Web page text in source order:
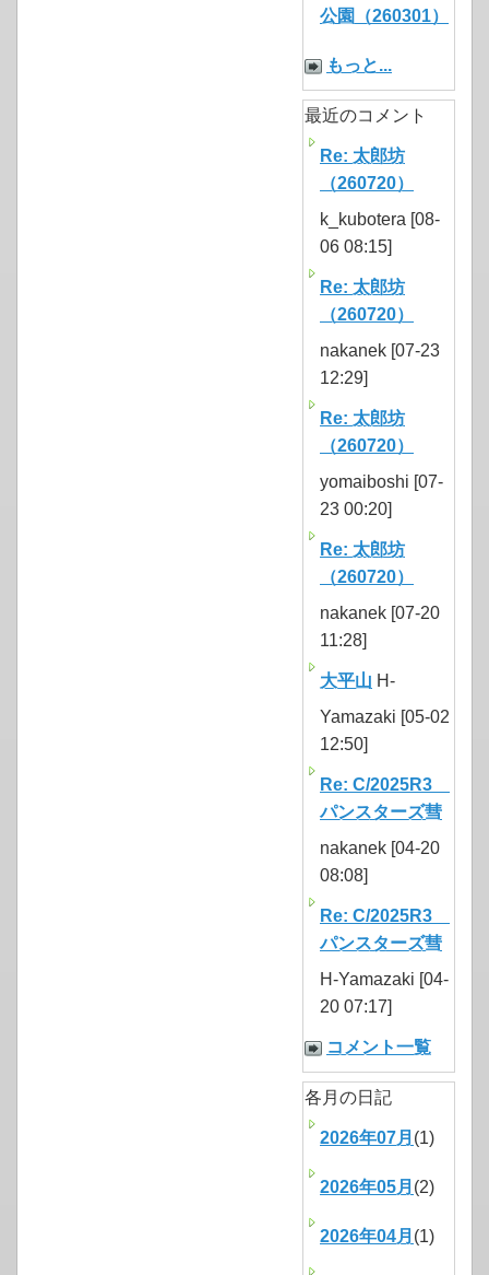
公園（260301）
もっと...
最近のコメント
Re: 太郎坊
（260720）
k_kubotera [08-
06 08:15]
Re: 太郎坊
（260720）
nakanek [07-23
12:29]
Re: 太郎坊
（260720）
yomaiboshi [07-
23 00:20]
Re: 太郎坊
（260720）
nakanek [07-20
11:28]
大平山 H-
Yamazaki [05-02
12:50]
Re: C/2025R3
パンスターズ彗
nakanek [04-20
08:08]
Re: C/2025R3
パンスターズ彗
H-Yamazaki [04-
20 07:17]
コメント一覧
各月の日記
2026年07月 (1)
2026年05月 (2)
2026年04月 (1)